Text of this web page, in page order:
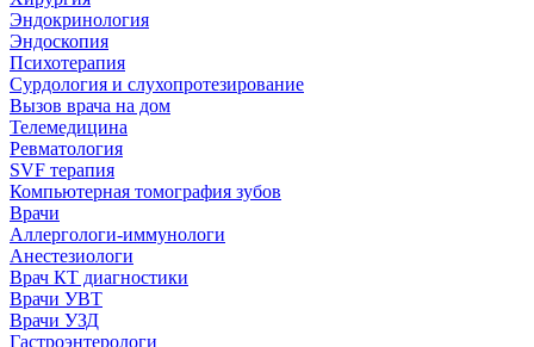
Эндокринология
Эндоскопия
Психотерапия
Сурдология и слухопротезирование
Вызов врача на дом
Телемедицина
Ревматология
SVF терапия
Компьютерная томография зубов
Врачи
Аллергологи-иммунологи
Анестезиологи
Врач КТ диагностики
Врачи УВТ
Врачи УЗД
Гастроэнтерологи